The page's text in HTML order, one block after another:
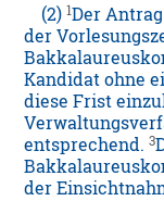
(2)1Der
der
Kandidat ohne
diese Frist
entsprechend.3
der